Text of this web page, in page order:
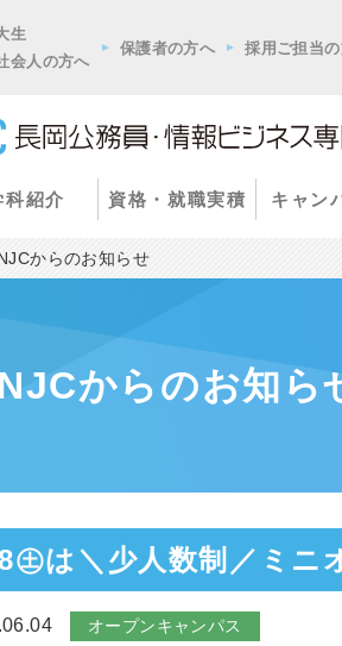
生
会人の方へ
保護者の方へ 採用ご担当
科紹介 資格・就職実積 キャン
からのお知らせ
NJCからのお知ら
㊏は＼少人数制／ミニ
オープンキャンパス